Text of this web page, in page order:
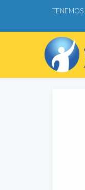
TENEMOS